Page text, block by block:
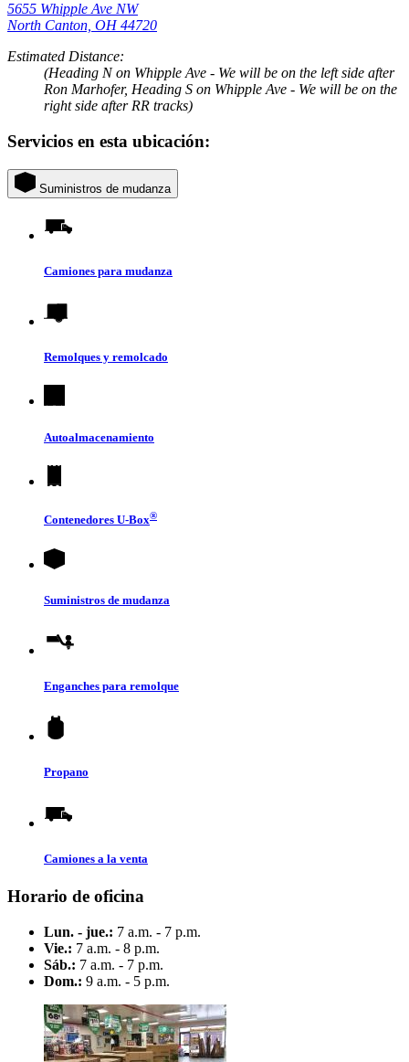
5655 Whipple Ave NW
North Canton, OH 44720
Estimated Distance:
(Heading N on Whipple Ave - We will be on the left side after
Ron Marhofer, Heading S on Whipple Ave - We will be on the
right side after RR tracks)
Servicios en esta ubicación:
Suministros de mudanza
Camiones para mudanza
Remolques y remolcado
Autoalmacenamiento
Contenedores U-Box®
Suministros de mudanza
Enganches para remolque
Propano
Camiones a la venta
Horario de oficina
Lun. - jue.: 7 a.m. - 7 p.m.
Vie.: 7 a.m. - 8 p.m.
Sáb.: 7 a.m. - 7 p.m.
Dom.: 9 a.m. - 5 p.m.